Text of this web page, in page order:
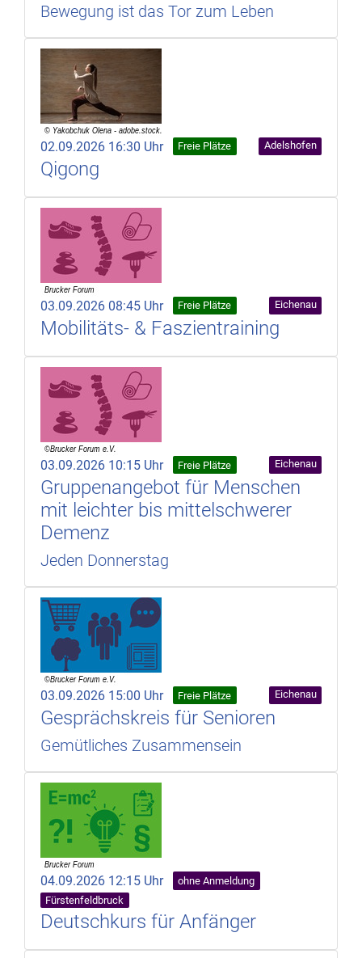
Bewegung ist das Tor zum Leben
02.09.2026 16:30 Uhr Freie Plätze Adelshofen
Qigong
03.09.2026 08:45 Uhr Freie Plätze Eichenau
Mobilitäts- & Faszientraining
03.09.2026 10:15 Uhr Freie Plätze Eichenau
Gruppenangebot für Menschen
mit leichter bis mittelschwerer
Demenz
Jeden Donnerstag
03.09.2026 15:00 Uhr Freie Plätze Eichenau
Gesprächskreis für Senioren
Gemütliches Zusammensein
04.09.2026 12:15 Uhr
ohne Anmeldung
Fürstenfeldbruck
Deutschkurs für Anfänger